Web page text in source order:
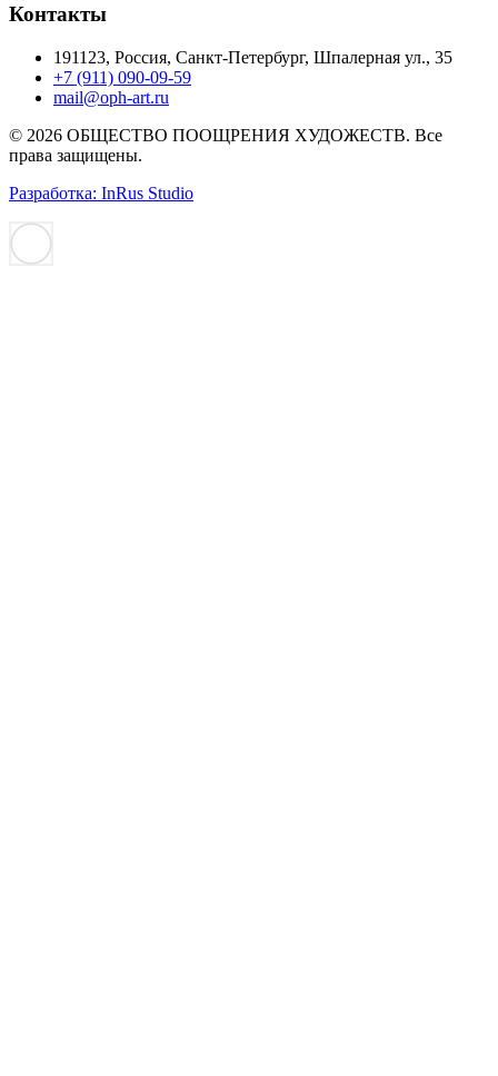
Контакты
191123, Россия, Санкт-Петербург, Шпалерная ул., 35
+7 (911) 090-09-59
mail@oph-art.ru
© 2026 ОБЩЕСТВО ПООЩРЕНИЯ ХУДОЖЕСТВ. Все
права защищены.
Разработка: InRus Studio